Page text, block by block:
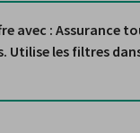
avec : Assurance